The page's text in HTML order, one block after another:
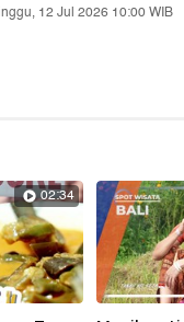
12 Jul 2026 10:00 WIB
02:34